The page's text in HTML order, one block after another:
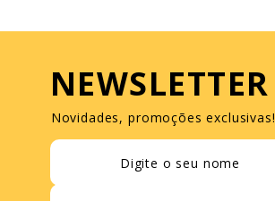
NEWSLETTER
Novidades, promoções exclusivas!